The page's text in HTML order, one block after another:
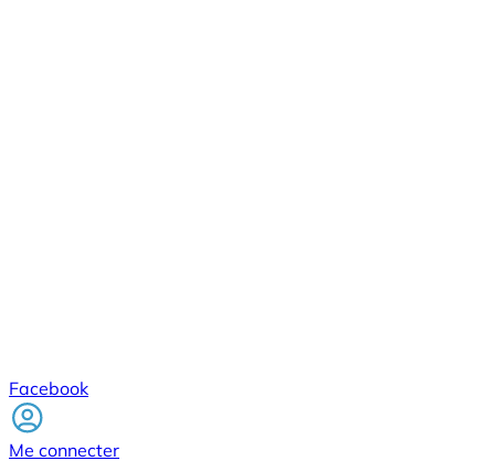
Facebook
Me connecter